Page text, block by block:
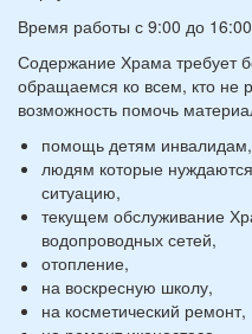
Время работы с 9:00 до
Содержание Храма требует
обращаемся ко всем, кто не
возможность помочь
помощь детям инвалидам,
людям которые
ситуацию,
текущем обслуживание
водопроводных сетей,
отопление,
на воскресную школу,
на косметический ремонт,